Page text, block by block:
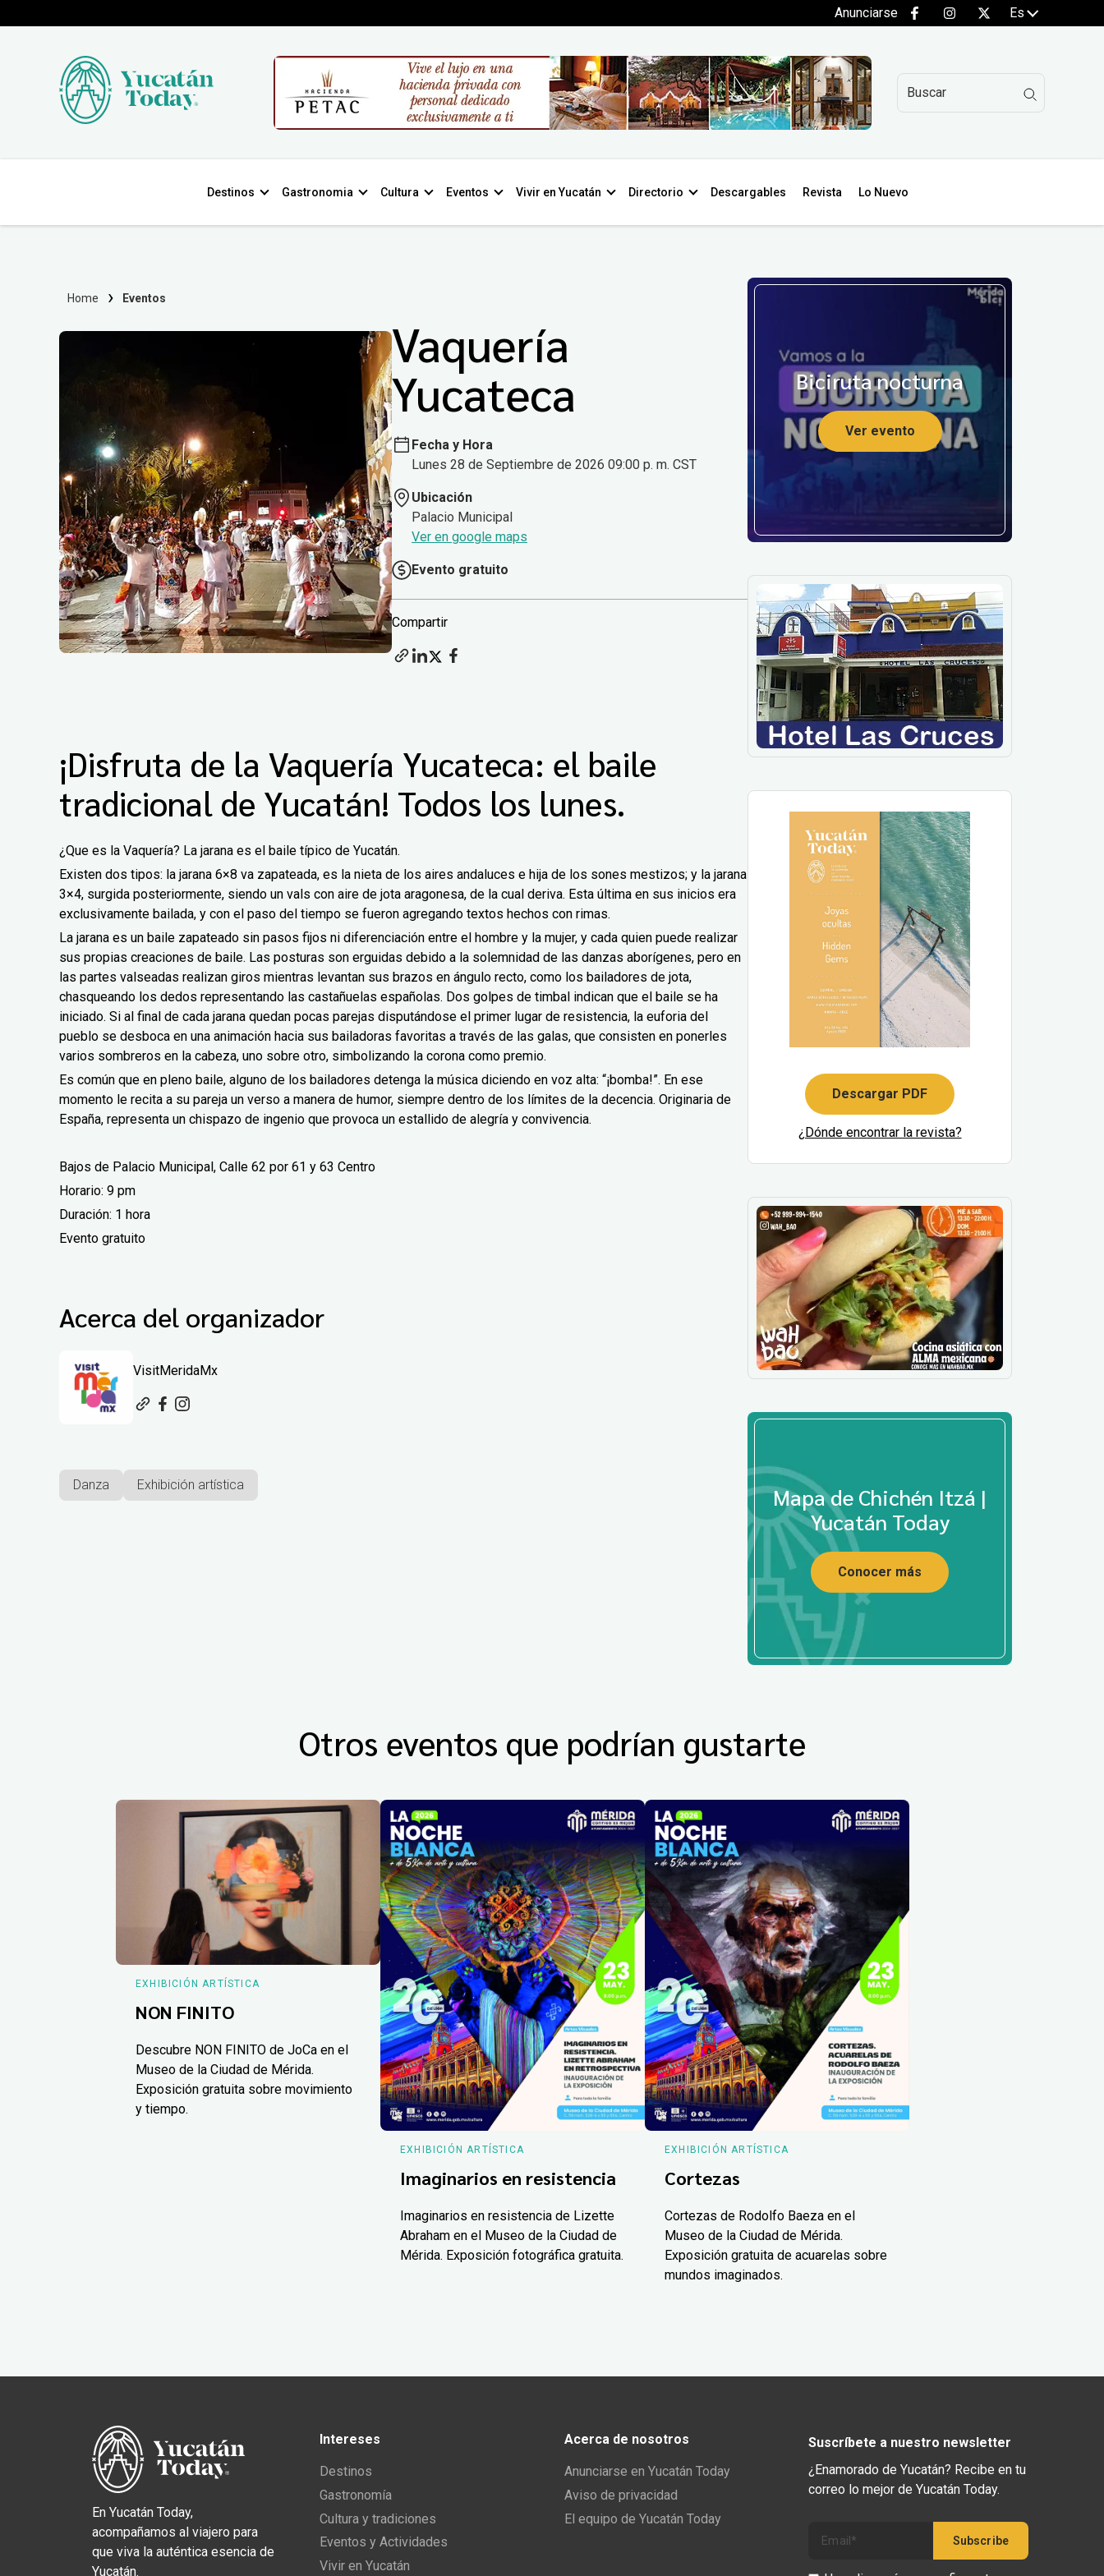
Anunciarse Es
Destinos Gastronomia Cultura Eventos Vivir en Yucatán Directorio Descargables Revista Lo Nuevo
Home Eventos
Vaquería
Yucateca
Fecha y Hora
Lunes 28 de Septiembre de 2026 09:00 p. m. CST
Ubicación
Palacio Municipal
Ver en google maps
Evento gratuito
Compartir
¡Disfruta de la Vaquería Yucateca: el baile
tradicional de Yucatán! Todos los lunes.
¿Que es la Vaquería? La jarana es el baile típico de Yucatán.
Existen dos tipos: la jarana 6×8 va zapateada, es la nieta de los aires andaluces e hija de los sones mestizos; y la jarana
3×4, surgida posteriormente, siendo un vals con aire de jota aragonesa, de la cual deriva. Esta última en sus inicios era
exclusivamente bailada, y con el paso del tiempo se fueron agregando textos hechos con rimas.
La jarana es un baile zapateado sin pasos fijos ni diferenciación entre el hombre y la mujer, y cada quien puede realizar
sus propias creaciones de baile. Las posturas son erguidas debido a la solemnidad de las danzas aborígenes, pero en
las partes valseadas realizan giros mientras levantan sus brazos en ángulo recto, como los bailadores de jota,
chasqueando los dedos representando las castañuelas españolas. Dos golpes de timbal indican que el baile se ha
iniciado. Si al final de cada jarana quedan pocas parejas disputándose el primer lugar de resistencia, la euforia del
pueblo se desboca en una animación hacia sus bailadoras favoritas a través de las galas, que consisten en ponerles
varios sombreros en la cabeza, uno sobre otro, simbolizando la corona como premio.
Es común que en pleno baile, alguno de los bailadores detenga la música diciendo en voz alta: “¡bomba!”. En ese
momento le recita a su pareja un verso a manera de humor, siempre dentro de los límites de la decencia. Originaria de
España, representa un chispazo de ingenio que provoca un estallido de alegría y convivencia.
Bajos de Palacio Municipal, Calle 62 por 61 y 63 Centro
Horario: 9 pm
Duración: 1 hora
Evento gratuito
Acerca del organizador
VisitMeridaMx
Danza Exhibición artística
Biciruta nocturna
Ver evento
Descargar PDF
¿Dónde encontrar la revista?
Mapa de Chichén Itzá |
Yucatán Today
Conocer más
Otros eventos que podrían gustarte
EXHIBICIÓN ARTÍSTICA
NON FINITO
Descubre NON FINITO de JoCa en el
Museo de la Ciudad de Mérida.
Exposición gratuita sobre movimiento
y tiempo.
EXHIBICIÓN ARTÍSTICA
Imaginarios en resistencia
Imaginarios en resistencia de Lizette
Abraham en el Museo de la Ciudad de
Mérida. Exposición fotográfica gratuita.
EXHIBICIÓN ARTÍSTICA
Cortezas
Cortezas de Rodolfo Baeza en el
Museo de la Ciudad de Mérida.
Exposición gratuita de acuarelas sobre
mundos imaginados.
En Yucatán Today,
acompañamos al viajero para
que viva la auténtica esencia de
Yucatán.
Intereses
Destinos
Gastronomía
Cultura y tradiciones
Eventos y Actividades
Vivir en Yucatán
Acerca de nosotros
Anunciarse en Yucatán Today
Aviso de privacidad
El equipo de Yucatán Today
Suscríbete a nuestro newsletter
¿Enamorado de Yucatán? Recibe en tu
correo lo mejor de Yucatán Today.